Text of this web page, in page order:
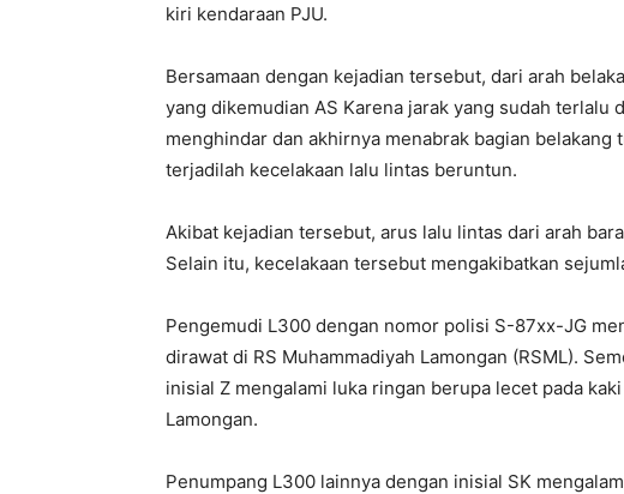
kiri kendaraan PJU.
Bersamaan dengan kejadian tersebut, dari arah
yang dikemudian AS Karena jarak yang sudah terlalu
menghindar dan akhirnya menabrak bagian
terjadilah kecelakaan lalu lintas beruntun.
Akibat kejadian tersebut, arus lalu lintas dari arah
Selain itu, kecelakaan tersebut mengakibatkan
Pengemudi L300 dengan nomor polisi S-87xx-JG
dirawat di RS Muhammadiyah Lamongan (RSML).
inisial Z mengalami luka ringan berupa lecet pada
Lamongan.
Penumpang L300 lainnya dengan inisial SK